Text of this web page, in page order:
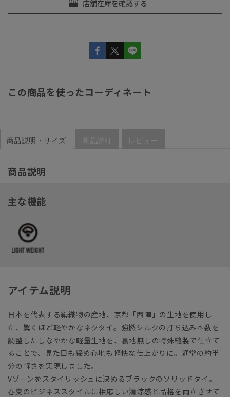
この商品を使ったコーディネート
商品説明・サイズ 商品詳細 レビュー
商品説明
主な機能
アイテム説明
日本を代表する絹織物の産地、京都「西陣」の生地を使用し
た、驚くほど軽やかなネクタイ。強撚シルクの打ち込み本数を
調整したしなやかな軽量生地を、裏地無しの特殊縫製で仕立て
ることで、見た目も締め心地も軽快な仕上がりに。通常の約半
分の軽さを実現しました。
Vゾーンをスタイリッシュに決めるブラックのソリッドタイ。
春夏のビジネススタイルに相応しい清涼感と品格を両立させて